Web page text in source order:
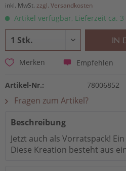
inkl. MwSt. zzgl. Versandkosten
Artikel verfügbar, Lieferzeit ca. 3
IN
Merken Empfehlen
Artikel-Nr.: 78006852
Fragen zum Artikel?
Beschreibung
Jetzt auch als Vorratspack!
Diese Kreation besteht aus